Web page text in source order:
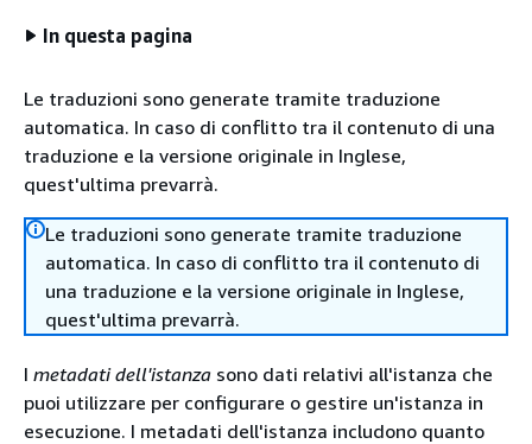
In questa pagina
Le traduzioni sono generate tramite traduzione
automatica. In caso di conflitto tra il contenuto di una
traduzione e la versione originale in Inglese,
quest'ultima prevarrà.
Le traduzioni sono generate tramite traduzione
automatica. In caso di conflitto tra il contenuto di
una traduzione e la versione originale in Inglese,
quest'ultima prevarrà.
I metadati dell'istanza sono dati relativi all'istanza che
puoi utilizzare per configurare o gestire un'istanza in
esecuzione. I metadati dell'istanza includono quanto